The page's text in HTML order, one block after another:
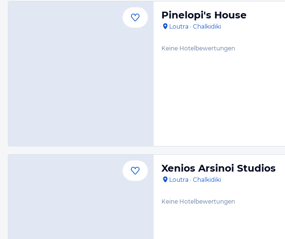
Pinelopi's House
Loutra · Chalkidiki
Keine Hotelbewertungen
Xenios Arsinoi Studios
Loutra · Chalkidiki
Keine Hotelbewertungen